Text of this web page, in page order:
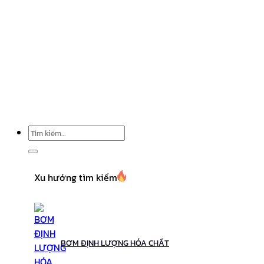
Tìm
kiếm:
Xu hướng tìm kiếm
BƠM ĐỊNH LƯỢNG HÓA CHẤT